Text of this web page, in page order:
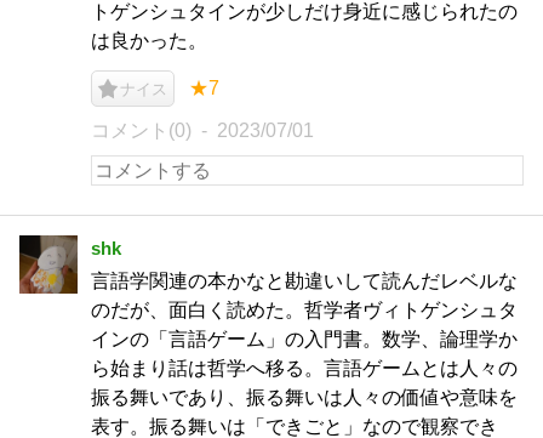
トゲンシュタインが少しだけ身近に感じられたの
は良かった。
ナイス ★7
コメント(0) 2023/07/01
shk
言語学関連の本かなと勘違いして読んだレベルな
のだが、面白く読めた。哲学者ヴィトゲンシュタ
インの「言語ゲーム」の入門書。数学、論理学か
ら始まり話は哲学へ移る。言語ゲームとは人々の
振る舞いであり、振る舞いは人々の価値や意味を
表す。振る舞いは「できごと」なので観察でき